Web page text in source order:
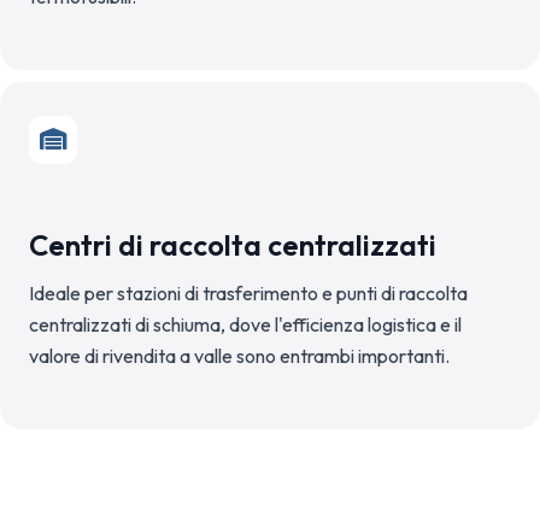
Centri di raccolta centralizzati
Ideale per stazioni di trasferimento e punti di raccolta
centralizzati di schiuma, dove l'efficienza logistica e il
valore di rivendita a valle sono entrambi importanti.